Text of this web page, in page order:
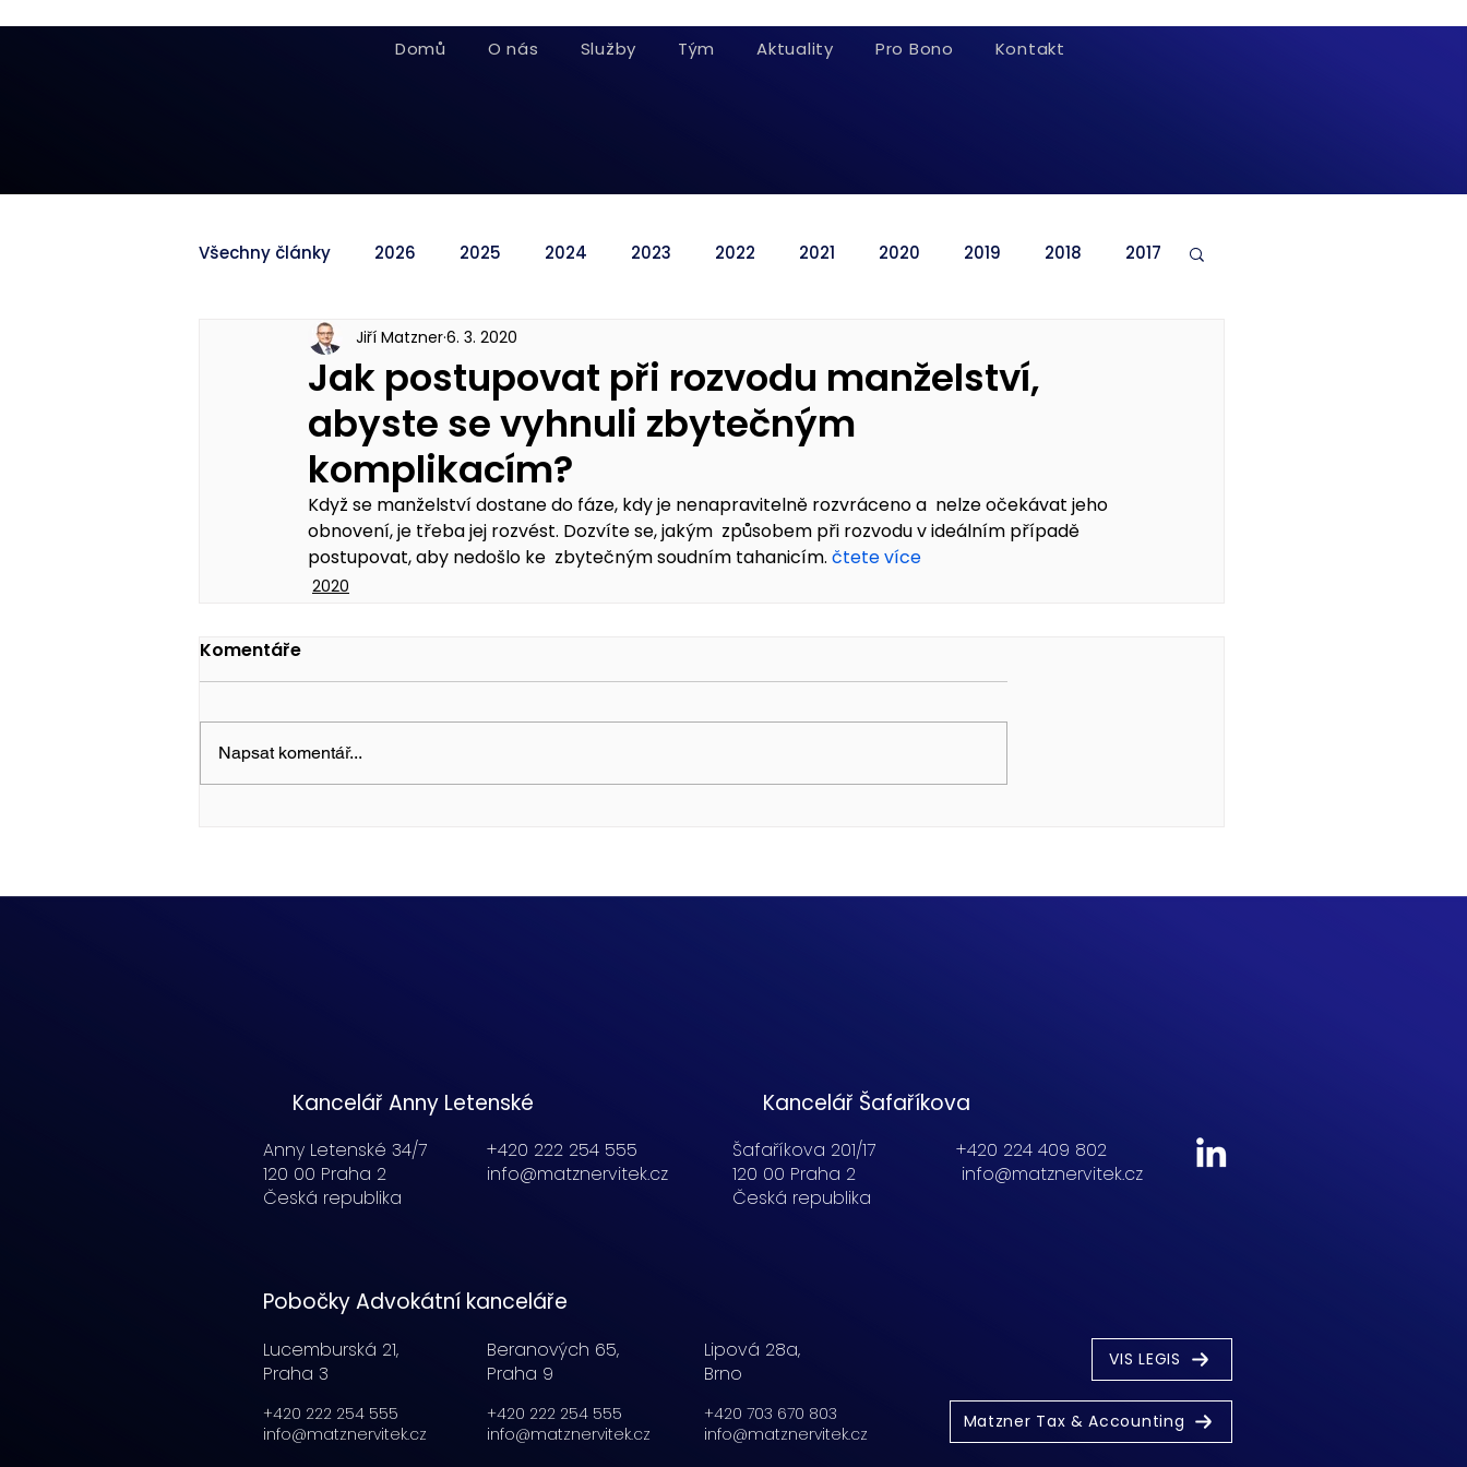
Domů O nás Služby Tým Aktuality Pro Bono Kontakt
Všechny články 2026 2025 2024 2023 2022 2021 2020 2019 2018 2017
Jak postupovat při rozvodu manželství,
abyste se vyhnuli zbytečným
komplikacím?
Jiří Matzner6. 3. 2020
Když se manželství dostane do fáze, kdy je nenapravitelně rozvráceno a  nelze očekávat jeho
obnovení, je třeba jej rozvést. Dozvíte se, jakým  způsobem při rozvodu v ideálním případě
postupovat, aby nedošlo ke  zbytečným soudním tahanicím. čtete více
2020
Komentáře
Napsat komentář...
Kancelář Anny Letenské
Anny Letenské 34/7
120 00 Praha 2
Česká republika
+420 222 254 555
info@matznervitek.cz
Kancelář Šafaříkova
Šafaříkova 201/17
120 00 Praha 2
Česká republika
+420 224 409 802
info@matznervitek.cz
Pobočky Advokátní kanceláře
Lucemburská 21,
Praha 3
+420 222 254 555
info@matznervitek.cz
Beranových 65,
Praha 9
+420 222 254 555
info@matznervitek.cz
Lipová 28a,
Brno
+420 703 670 803
info@matznervitek.cz
VIS LEGIS
Matzner Tax & Accounting